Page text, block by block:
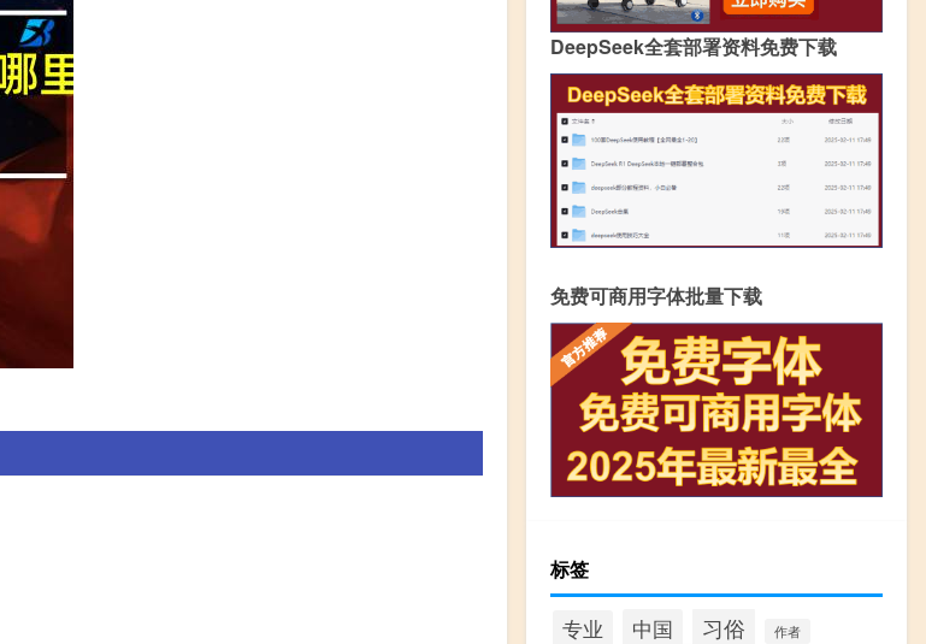
DeepSeek全套部署资料免费下载
免费可商用字体批量下载
标签
专业 中国 习俗 作者